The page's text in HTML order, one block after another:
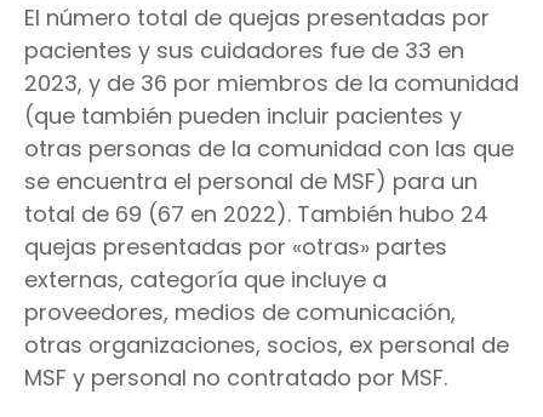
El número total de quejas presentadas por
pacientes y sus cuidadores fue de 33 en
2023, y de 36 por miembros de la comunidad
(que también pueden incluir pacientes y
otras personas de la comunidad con las que
se encuentra el personal de MSF) para un
total de 69 (67 en 2022). También hubo 24
quejas presentadas por «otras» partes
externas, categoría que incluye a
proveedores, medios de comunicación,
otras organizaciones, socios, ex personal de
MSF y personal no contratado por MSF.